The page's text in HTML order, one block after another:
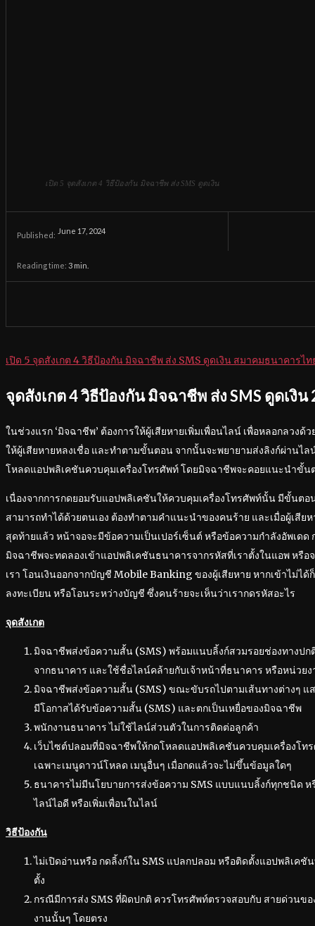
เปิด 5 จุดสังเกต 4 วิธีป้องกัน มิจฉาชีพ ส่ง SMS ดูดเงิน
Published: June 17, 2024
Reading time: 3 min.
เปิด 5 จุดสังเกต 4 วิธีป้องกัน มิจฉาชีพ ส่ง SMS ดูดเงิน สมาคมธนาคารไท
จุดสังเกต 4 วิธีป้องกัน มิจฉาชีพ ส่ง SMS ดูดเงิน
ในช่วงแรก ‘มิจฉาชีพ’ ต้องการให้ผู้เสียหายเพิ่มเพื่อนไลน์ เพื่อหลอกลวงด้
ให้ผู้เสียหายหลงเชื่อ และทำตามขั้นตอน จากนั้นจะพยายามส่งลิงก์ผ่านไล
โหลดแอปพลิเคชันควบคุมเครื่องโทรศัพท์ โดยมิจฉาชีพจะคอยแนะนำขั้
เนื่องจากการกดยอมรับแอปพลิเคชันให้ควบคุมเครื่องโทรศัพท์นั้น มีขั้นตอ
สามารถทำได้ด้วยตนเอง ต้องทำตามคำแนะนำของคนร้าย และเมื่อผู้เสี
สุดท้ายแล้ว หน้าจอจะมีข้อความเป็นเปอร์เซ็นต์ หรือข้อความกำลังอัพเด
มิจฉาชีพจะทดลองเข้าแอปพลิเคชันธนาคารจากรหัสที่เราตั้งในแอพ หรือ
เรา โอนเงินออกจากบัญชี Mobile Banking ของผู้เสียหาย หากเข้าไม่ได้
ลงทะเบียน หรือโอนระหว่างบัญชี ซึ่งคนร้ายจะเห็นว่าเรากดรหัสอะไร
จุดสังเกต
มิจฉาชีพส่งข้อความสั้น (SMS) พร้อมแนบลิ้งก์สวมรอยช่องทางปก
จากธนาคาร และใช้ชื่อไลน์คล้ายกับเจ้าหน้าที่ธนาคาร หรือหน่วย
มิจฉาชีพส่งข้อความสั้น (SMS) ขณะขับรถไปตามเส้นทางต่างๆ แ
มีโอกาสได้รับข้อความสั้น (SMS) และตกเป็นเหยื่อของมิจฉาชีพ
พนักงานธนาคาร ไม่ใช้ไลน์ส่วนตัวในการติดต่อลูกค้า
เว็บไซต์ปลอมที่มิจฉาชีพให้กดโหลดแอปพลิเคชันควบคุมเครื่องโท
เฉพาะเมนูดาวน์โหลด เมนูอื่นๆ เมื่อกดแล้วจะไม่ขึ้นข้อมูลใดๆ
ธนาคารไม่มีนโยบายการส่งข้อความ SMS แบบแนบลิ้งก์ทุกชนิด
ไลน์ไอดี หรือเพิ่มเพื่อนในไลน์
วิธีป้องกัน
ไม่เปิดอ่านหรือ กดลิ้งก์ใน SMS แปลกปลอม หรือติดตั้งแอปพลิเค
ตั้ง
กรณีมีการส่ง SMS ที่ผิดปกติ ควรโทรศัพท์ตรวจสอบกับ สายด่วนข
งานนั้นๆ โดยตรง